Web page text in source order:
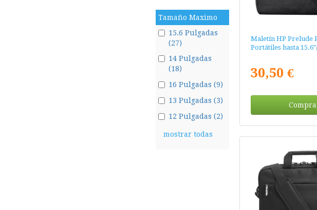
Tamaño Maximo
15.6 Pulgadas
(27)
14 Pulgadas
(18)
16 Pulgadas (9)
13 Pulgadas (3)
12 Pulgadas (2)
mostrar todas
Maletín HP Prelude
Portátiles hasta
30,50 €